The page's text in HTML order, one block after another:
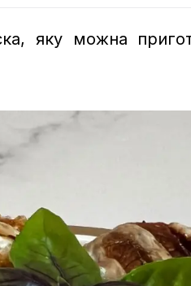
яку можна